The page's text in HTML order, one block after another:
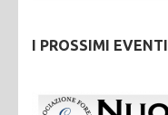
I PROSSIMI EVENTI